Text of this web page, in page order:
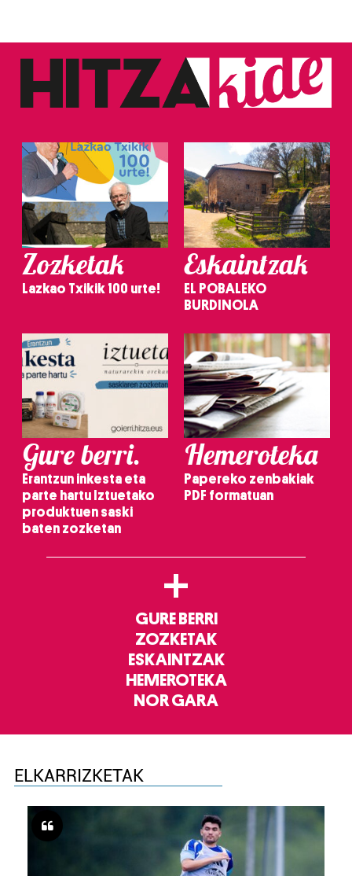
Zozketak
Lazkao Txikik 100 urte!
Eskaintzak
EL POBALEKO
BURDINOLA
Gure berri.
Erantzun inkesta eta
parte hartu Iztuetako
produktuen saski
baten zozketan
Hemeroteka
Papereko zenbakiak
PDF formatuan
+
GURE BERRI
ZOZKETAK
ESKAINTZAK
HEMEROTEKA
NOR GARA
ELKARRIZKETAK